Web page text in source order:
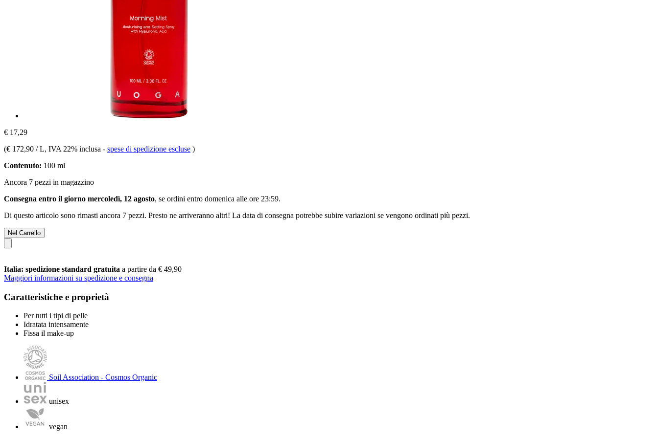
€ 17,29
(€ 172,90 / L, IVA 22% inclusa - spese di spedizione escluse )
Contenuto: 100 ml
Ancora 7 pezzi in magazzino
Consegna entro il giorno mercoledì, 12 agosto, se ordini entro domenica alle ore 23:59.
Di questo articolo sono rimasti ancora 7 pezzi. Presto ne arriveranno altri! La data di consegna potrebbe subire variazioni se vengono ordinati più pezzi.
Nel Carrello
Italia: spedizione standard gratuita a partire da € 49,90
Maggiori informazioni su spedizione e consegna
Caratteristiche e proprietà
Per tutti i tipi di pelle
Idratata intensamente
Fissa il make-up
Soil Association - Cosmos Organic
unisex
vegan